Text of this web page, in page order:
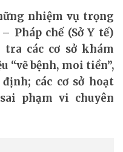
nhiệm vụ trọng
Pháp chế (Sở Y tế)
các cơ sở khám
“vẽ bệnh, moi tiền”,
các cơ sở hoạt
phạm vi chuyên